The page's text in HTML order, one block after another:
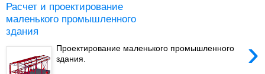
Расчет и проектирование
маленького промышленного
здания
›
Проектирование маленького промышленного
здания.